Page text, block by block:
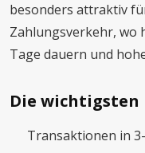
besonders attraktiv
Zahlungsverkehr, wo
Tage dauern und
Die wichtigsten
Transaktionen in